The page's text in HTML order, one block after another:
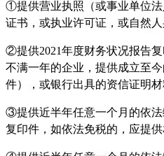
①提供营业执照（或事业单位
证书，或执业许可证，或自然人
②提供2021年度财务状况报告复
不满一年的企业，提供成立至
件），或银行出具的资信证明材
③提供近半年任意一个月的依法
复印件，如依法免税的，应提